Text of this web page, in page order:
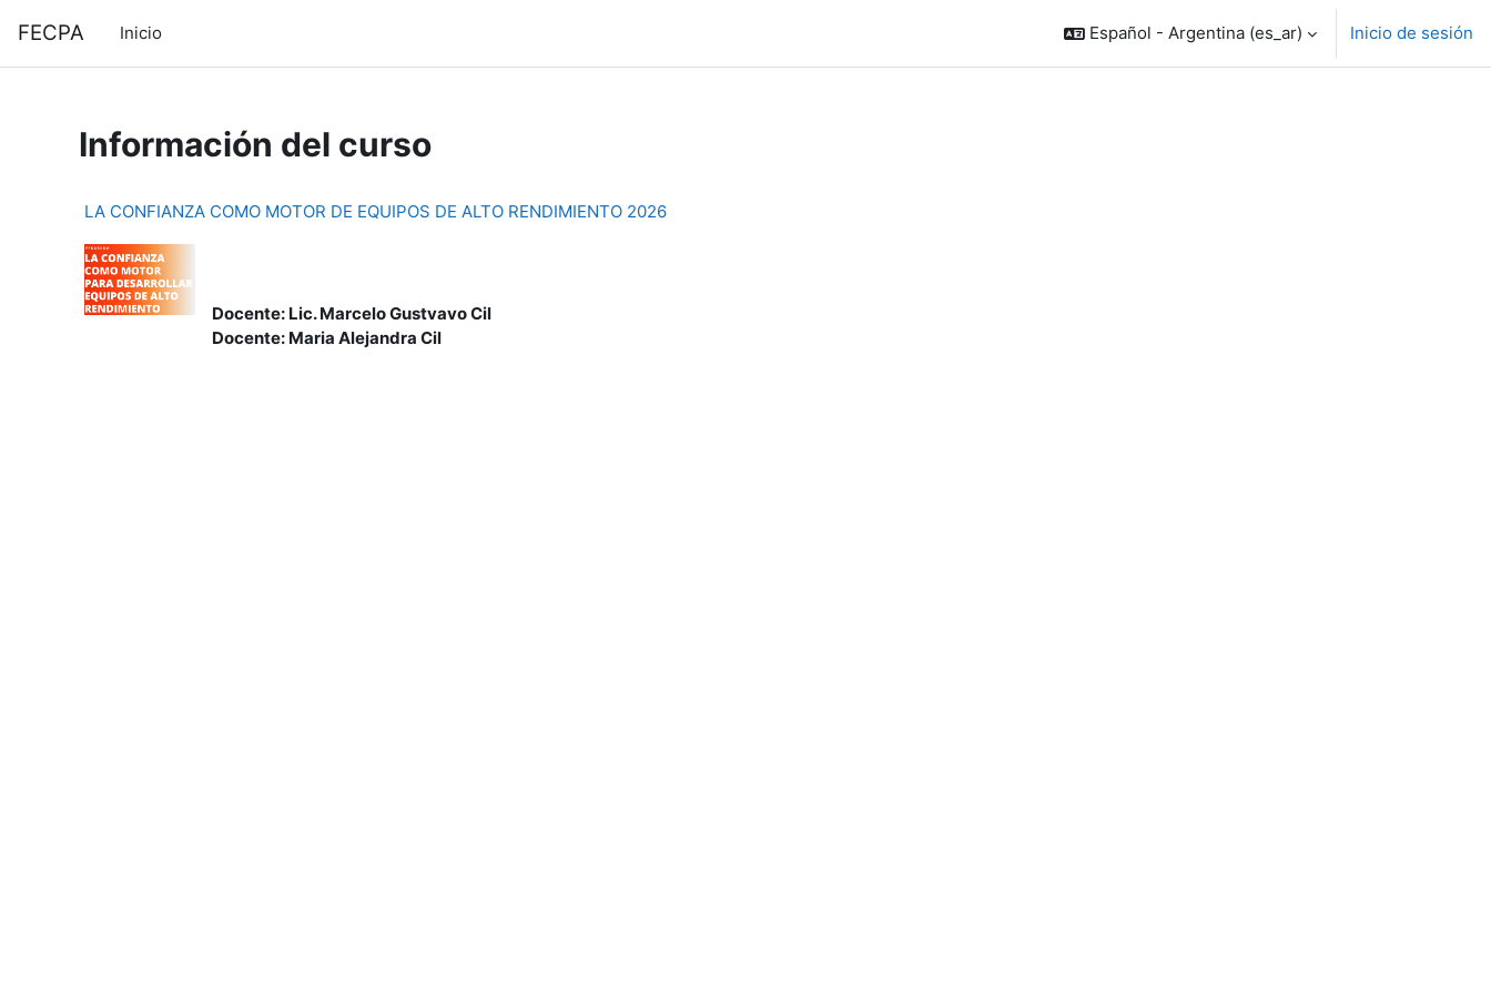
FECPA Inicio Español - Argentina ‎(es_ar)‎ Inicio de sesión
Información del curso
LA CONFIANZA COMO MOTOR DE EQUIPOS DE ALTO RENDIMIENTO 2026
Docente: Lic. Marcelo Gustvavo Cil
Docente: Maria Alejandra Cil